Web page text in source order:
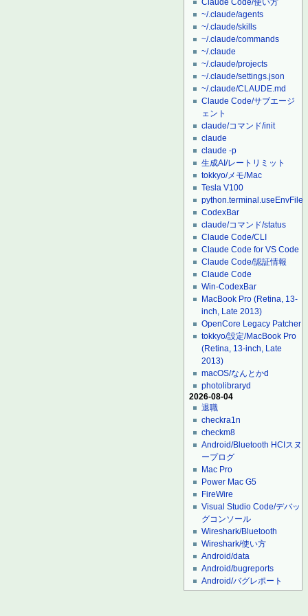
Claude Code/使い方
~/.claude/agents
~/.claude/skills
~/.claude/commands
~/.claude
~/.claude/projects
~/.claude/settings.json
~/.claude/CLAUDE.md
Claude Code/サブエージ
ェント
claude/コマンド/init
claude
claude -p
生成AI/レートリミット
tokkyo/メモ/Mac
Tesla V100
python.terminal.useEnvFile
CodexBar
claude/コマンド/status
Claude Code/CLI
Claude Code for VS Code
Claude Code/認証情報
Claude Code
Win-CodexBar
MacBook Pro (Retina, 13-
inch, Late 2013)
OpenCore Legacy Patcher
tokkyo/設定/MacBook Pro
(Retina, 13-inch, Late
2013)
macOS/なんとかd
photolibraryd
2026-08-04
退職
checkra1n
checkm8
Android/Bluetooth HCIスヌ
ープログ
Mac Pro
Power Mac G5
FireWire
Visual Studio Code/デバッ
グコンソール
Wireshark/Bluetooth
Wireshark/使い方
Android/data
Android/bugreports
Android/バグレポート